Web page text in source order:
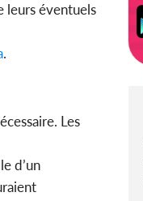
leurs éventuels
.
Les
d’un